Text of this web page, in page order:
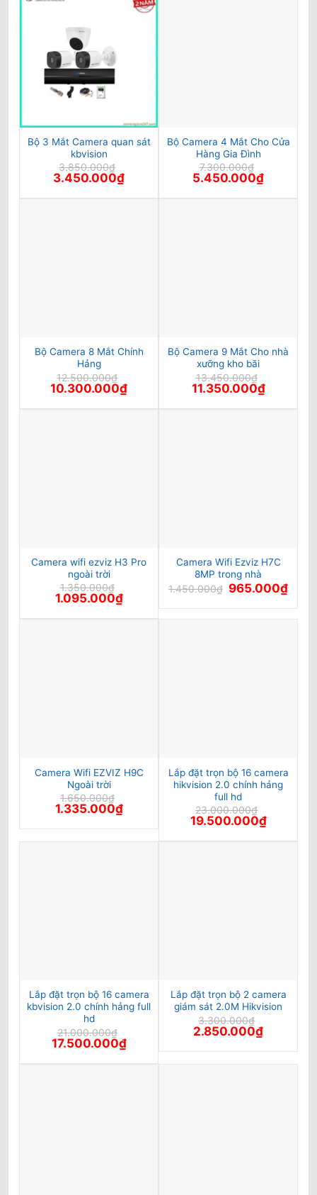
Bộ 3 Mắt Camera quan sát
kbvision
3.850.000₫
Giá
gốc
là:
3.450.000₫Giá
tại
Bộ Camera 4 Mắt Cho Cửa
Hàng Gia Đình
7.300.000₫
Giá
gốc
là:
5.450.000₫Giá
tại
Bộ Camera 8 Mắt Chính
Hảng
12.500.000₫
Giá
gốc
là:
10.300.000₫Giá
tại
Bộ Camera 9 Mắt Cho nhà
xưỡng kho bãi
13.450.000₫
Giá
gốc
là:
11.350.000₫Giá
hiện
tại
Camera wifi ezviz H3 Pro
ngoài trời
1.350.000₫
Giá
gốc
là:
1.095.000₫Giá
hiện
tại
Camera Wifi Ezviz H7C
8MP trong nhà
1.450.000₫ Giá
gốc
là:
1.450.000₫.
965.000₫Giá
tại
là:
Camera Wifi EZVIZ H9C
Ngoài trời
1.650.000₫
Giá
gốc
là:
1.335.000₫Giá
hiện
tại
Lắp đặt trọn bộ 16 camera
hikvision 2.0 chính hảng
full hd
23.000.000₫
Giá
gốc
là:
19.500.000₫Giá
hiện
tại
Lắp đặt trọn bộ 16 camera
kbvision 2.0 chính hảng full
hd
21.000.000₫
Giá
gốc
là:
17.500.000₫Giá
hiện
tại
Lắp đặt trọn bộ 2 camera
giám sát 2.0M Hikvision
3.300.000₫
Giá
gốc
là:
2.850.000₫Giá
tại